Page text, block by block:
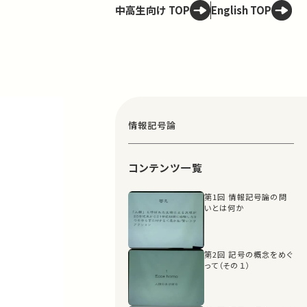
中高生向け TOP English TOP
情報記号論
コンテンツ一覧
第1回 情報記号論の問
いとは何か
第2回 記号の概念をめぐ
って（その１）